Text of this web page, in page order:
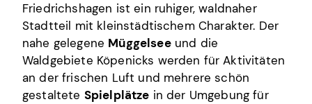
Friedrichshagen ist ein ruhiger, waldnaher
Stadtteil mit kleinstädtischem Charakter. Der
nahe gelegene Müggelseeund die
Waldgebiete Köpenicks werden für Aktivitäten
an der frischen Luft und mehrere schön
gestaltete Spielplätze in der Umgebung für